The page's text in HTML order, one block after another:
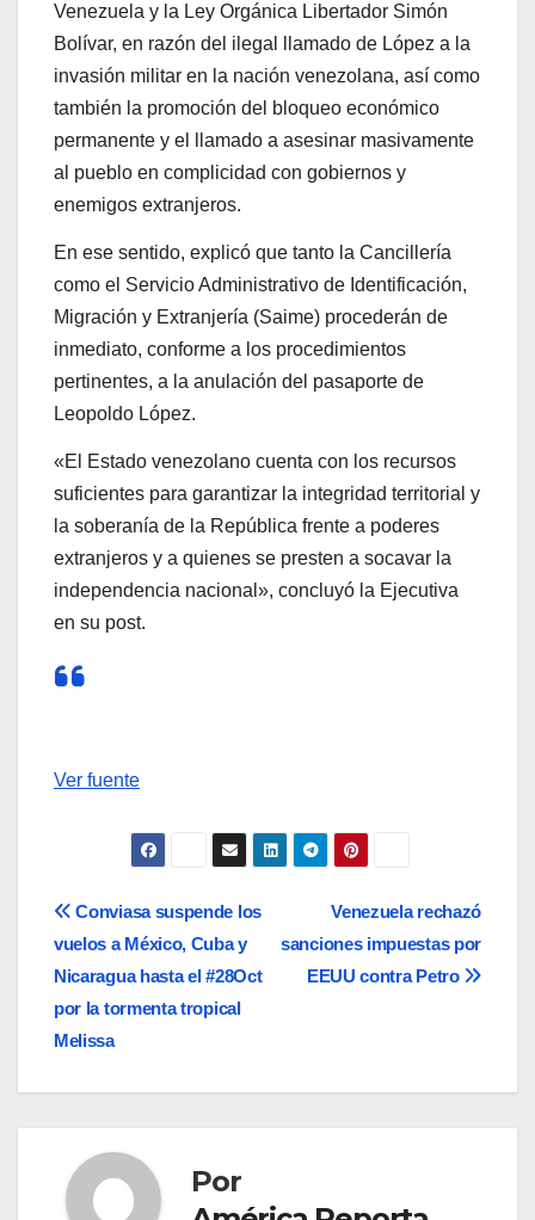
Venezuela y la Ley Orgánica Libertador Simón
Bolívar, en razón del ilegal llamado de López a la
invasión militar en la nación venezolana, así como
también la promoción del bloqueo económico
permanente y el llamado a asesinar masivamente
al pueblo en complicidad con gobiernos y
enemigos extranjeros.
En ese sentido, explicó que tanto la Cancillería
como el Servicio Administrativo de Identificación,
Migración y Extranjería (Saime) procederán de
inmediato, conforme a los procedimientos
pertinentes, a la anulación del pasaporte de
Leopoldo López.
«El Estado venezolano cuenta con los recursos
suficientes para garantizar la integridad territorial y
la soberanía de la República frente a poderes
extranjeros y a quienes se presten a socavar la
independencia nacional», concluyó la Ejecutiva
en su post.
Ver fuente
Navegación
de
entradas
Venezuela rechazó
sanciones impuestas por
EEUU contra Petro
Conviasa suspende los
vuelos a México, Cuba y
Nicaragua hasta el #28Oct
por la tormenta tropical
Melissa
Por